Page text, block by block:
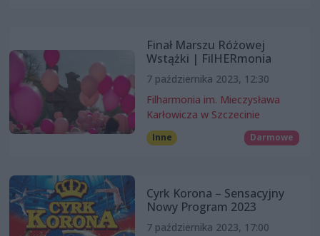
Finał Marszu Różowej
Wstążki | FilHERmonia
7 października 2023, 12:30
Filharmonia im. Mieczysława
Karłowicza w Szczecinie
Inne Darmowe
Cyrk Korona – Sensacyjny
Nowy Program 2023
7 października 2023, 17:00